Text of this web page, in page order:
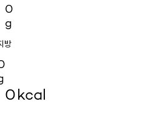
0
g
방
0kcal